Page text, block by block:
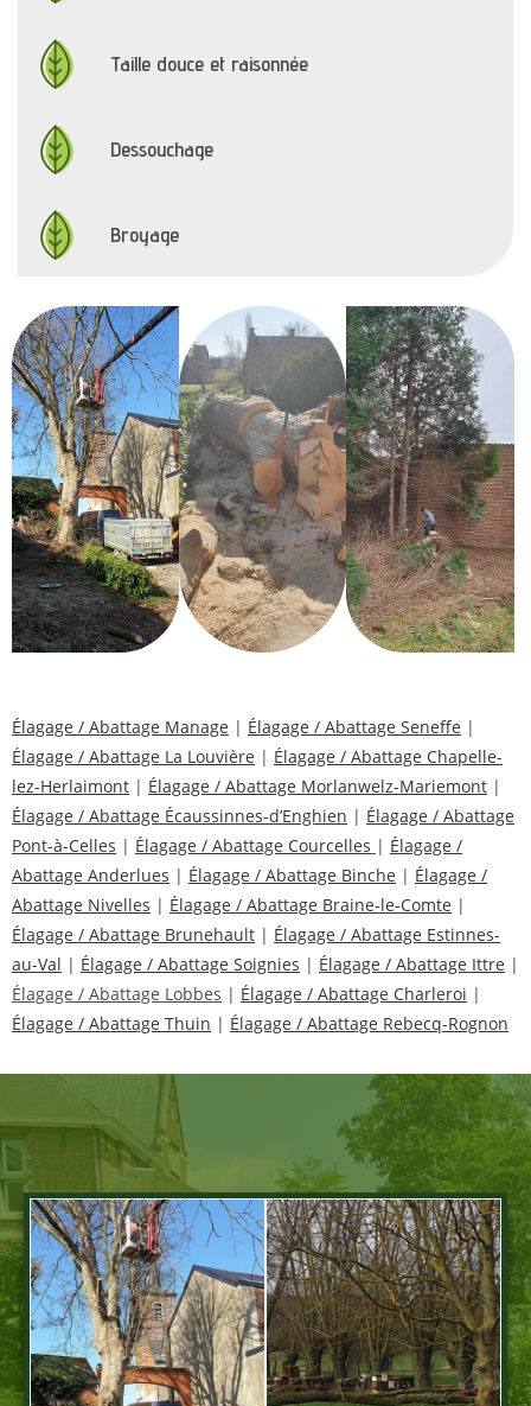
Taille douce et raisonnée
Dessouchage
Broyage
Élagage / Abattage Manage | Élagage / Abattage Seneffe |
Élagage / Abattage La Louvière | Élagage / Abattage Chapelle-
lez-Herlaimont | Élagage / Abattage Morlanwelz-Mariemont |
Élagage / Abattage Écaussinnes-d’Enghien | Élagage / Abattage
Pont-à-Celles | Élagage / Abattage Courcelles | Élagage /
Abattage Anderlues | Élagage / Abattage Binche | Élagage /
Abattage Nivelles | Élagage / Abattage Braine-le-Comte |
Élagage / Abattage Brunehault | Élagage / Abattage Estinnes-
au-Val | Élagage / Abattage Soignies | Élagage / Abattage Ittre |
Élagage / Abattage Lobbes | Élagage / Abattage Charleroi |
Élagage / Abattage Thuin | Élagage / Abattage Rebecq-Rognon